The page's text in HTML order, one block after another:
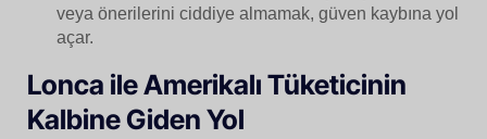
veya önerilerini ciddiye almamak, güven kaybına yol
açar.
Lonca ile Amerikalı Tüketicinin
Kalbine Giden Yol